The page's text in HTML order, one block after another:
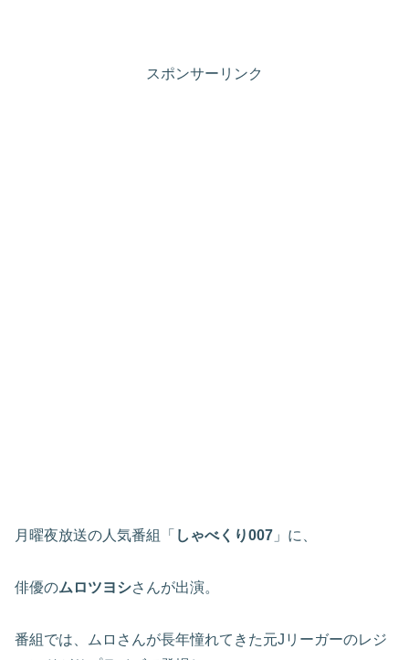
スポンサーリンク
月曜夜放送の人気番組「 しゃべくり007 」に、
俳優のムロツヨシさんが出演。
番組では、ムロさんが長年憧れてきた元Jリーガーのレジ